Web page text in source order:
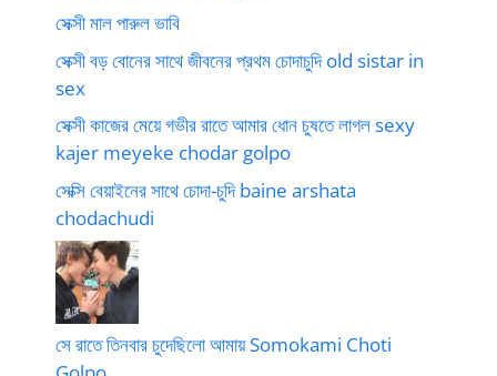
সেক্সী মাল পারুল ভাবি
সেক্সী বড় বোনের সাথে জীবনের প্রথম চোদাচুদি old sistar in
sex
সেক্সী কাজের মেয়ে গভীর রাতে আমার ধোন চুষতে লাগল sexy
kajer meyeke chodar golpo
সেক্সি বেয়াইনের সাথে চোদা-চুদি baine arshata
chodachudi
সে রাতে তিনবার চুদেছিলো আমায় Somokami Choti